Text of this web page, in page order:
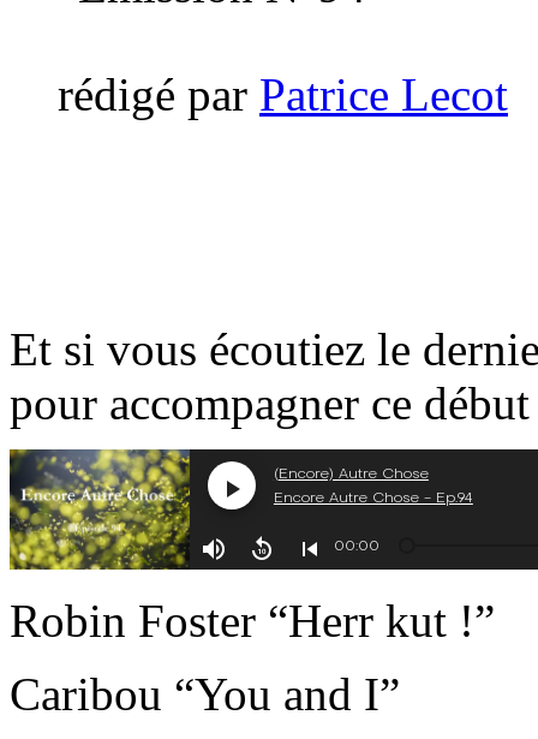
rédigé par Patrice Lecot
Et si vous écoutiez le
pour accompagner ce
Robin Foster “Herr kut !”
Caribou “You and I”